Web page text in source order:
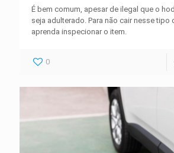
É bem comum, apesar de ilegal que o
seja adulterado. Para não cair nesse tipo
aprenda inspecionar o item.
0